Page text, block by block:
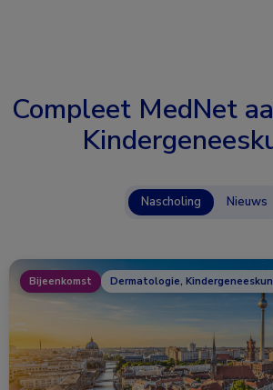
Compleet MedNet
Nascholing Nieuws
Bijeenkomst Dermatologie,